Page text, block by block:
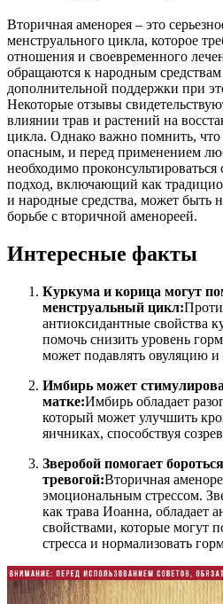
Вторичная аменорея – это
менструального цикла, которое
отношения и своевременного
обращаются к народным средствам
дополнительной поддержки при
Некоторые отзывы
влиянии трав и растений на
цикла. Однако важно помнить,
опасным, и перед применением
необходимо
подход, включающий как
и народные средства, может быть
борьбе с вторичной аменореей.
Интересные факты
Куркума и корица могут
менструальный цикл:
антиоксидантные свойства
помочь снизить уровень
может подавлять овуляцию
Имбирь может
матке:Имбирь обладает
который может улучшить
яичниках, способствуя
Зверобой помогает
тревогой:Вторичная
эмоциональным стрессом.
как трава Иоанна, обладает
свойствами, которые могут
стресса и нормализовать